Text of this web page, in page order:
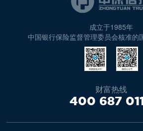
成立于1985年
中国银行保险监督管理委员会核准的
财富热线
400 687